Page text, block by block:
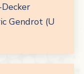
Gendrot (U